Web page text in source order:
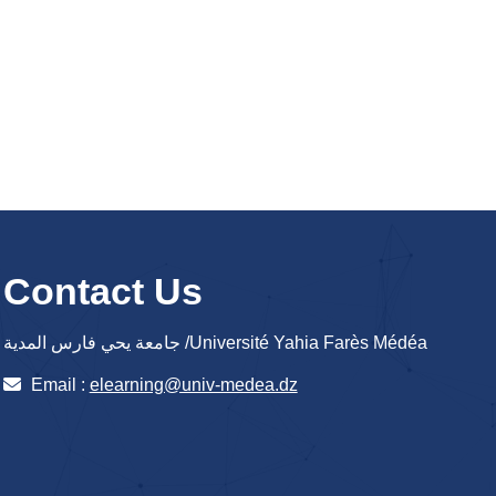
Contact Us
جامعة يحي فارس المدية /Université Yahia Farès Médéa
Email : elearning@univ-medea.dz